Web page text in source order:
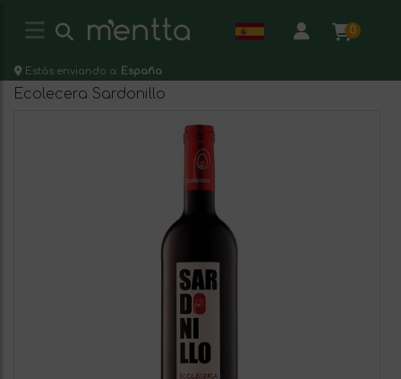
0
Estás enviando a: España
Ecolecera Sardonillo